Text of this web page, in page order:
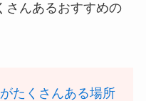
さんあるおすすめの
たくさんある場所